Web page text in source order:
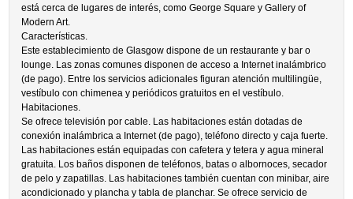
está cerca de lugares de interés, como George Square y Gallery of
Modern Art.
Características.
Este establecimiento de Glasgow dispone de un restaurante y bar o
lounge. Las zonas comunes disponen de acceso a Internet inalámbrico
(de pago). Entre los servicios adicionales figuran atención multilingüe,
vestíbulo con chimenea y periódicos gratuitos en el vestíbulo.
Habitaciones.
Se ofrece televisión por cable. Las habitaciones están dotadas de
conexión inalámbrica a Internet (de pago), teléfono directo y caja fuerte.
Las habitaciones están equipadas con cafetera y tetera y agua mineral
gratuita. Los baños disponen de teléfonos, batas o albornoces, secador
de pelo y zapatillas. Las habitaciones también cuentan con minibar, aire
acondicionado y plancha y tabla de planchar. Se ofrece servicio de